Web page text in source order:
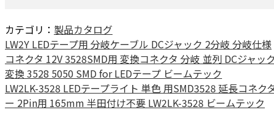
カテゴリ： 製品カタログ
LW2Y LEDテープ用 分岐ケーブル DCジャック 2分岐 分岐仕様
コネクタ 12V 3528SMD用 変換コネクタ 分岐 並列 DCジャッ
変換 3528 5050 SMD for LEDテープ ビームテック
LW2LK-3528 LEDテープライト 単色 用SMD3528 延長コネク
ー 2Pin用 165mm 半田付け不要 LW2LK-3528 ビームテック